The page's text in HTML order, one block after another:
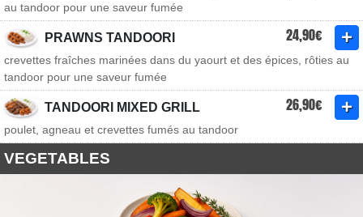
au tandoor pour une saveur fumée
PRAWNS TANDOORI 24,90€
crevettes fraîches marinées dans du yaourt et des épices, rôties au
tandoor pour une saveur fumée
TANDOORI MIXED GRILL 26,90€
poulet, agneau et crevettes fumés au tandoor
VEGETABLES